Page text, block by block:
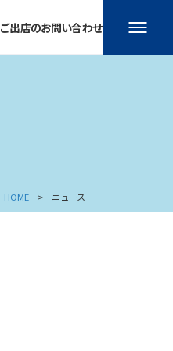
ご出店のお問い合わせ
HOME ニュース